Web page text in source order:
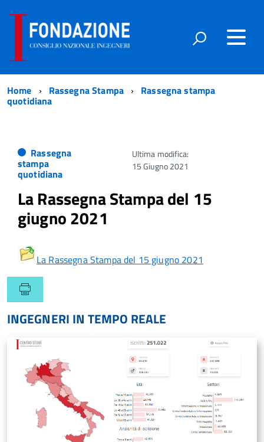
Home Rassegna Stampa Rassegna stampa
quotidiana
Rassegna
stampa
quotidiana
Ultima modifica:
15 Giugno 2021
La Rassegna Stampa del 15
giugno 2021
La Rassegna Stampa del 15 giugno 2021
INGEGNERI IN TEMPO REALE